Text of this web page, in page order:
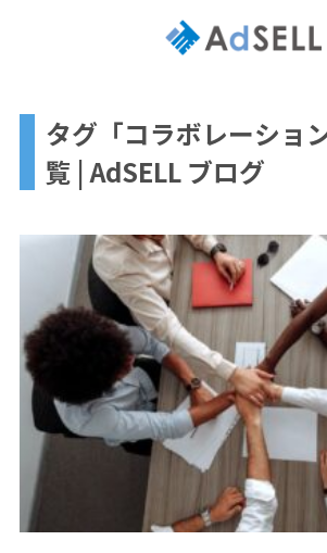
タグ「コラボレーショ
覧 | AdSELL ブログ